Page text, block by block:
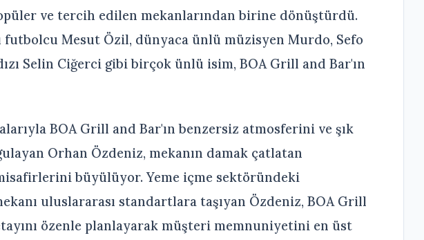
ve tercih edilen mekanlarından birine dönüştürdü.
futbolcu Mesut Özil, dünyaca ünlü müzisyen Murdo, Sefo
Selin Ciğerci gibi birçok ünlü isim, BOA Grill and Bar'ın
BOA Grill and Bar'ın benzersiz atmosferini ve şık
Orhan Özdeniz, mekanın damak çatlatan
büyülüyor. Yeme içme sektöründeki
uluslararası standartlara taşıyan Özdeniz, BOA Grill
özenle planlayarak müşteri memnuniyetini en üst